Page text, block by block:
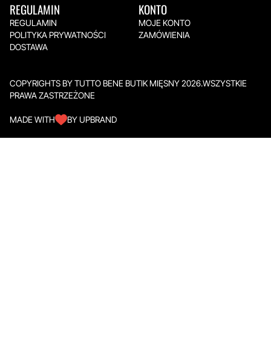
REGULAMIN
REGULAMIN
POLITYKA PRYWATNOŚCI
DOSTAWA
KONTO
MOJE KONTO
ZAMÓWIENIA
COPYRIGHTS BY TUTTO BENE BUTIK MIĘSNY 2026.WSZYSTKIE
PRAWA ZASTRZEŻONE
MADE WITH BY UPBRAND